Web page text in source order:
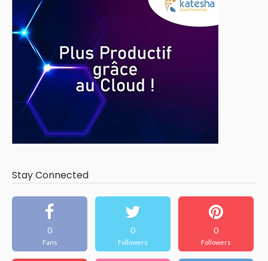
Stay Connected
0
Fans
0
Followers
0
Followers